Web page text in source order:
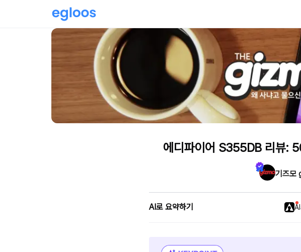
에디파이어 S355DB 리뷰:
기즈모
AI로 요약하기